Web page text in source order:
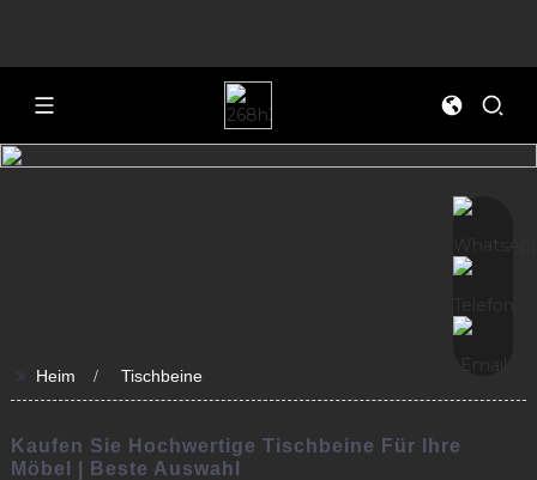
>> Heim Tischbeine
Kaufen Sie Hochwertige Tischbeine Für Ihre
Möbel | Beste Auswahl